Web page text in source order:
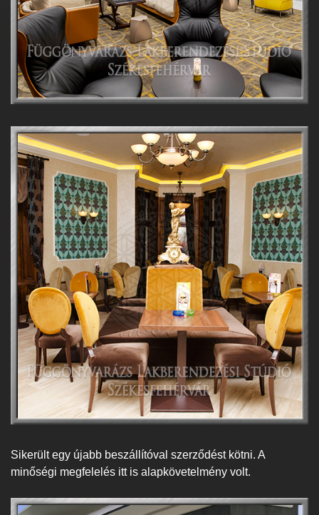
Sikerült egy újabb beszállítóval szerződést kötni. A
minőségi megfelelés itt is alapkövetelmény volt.